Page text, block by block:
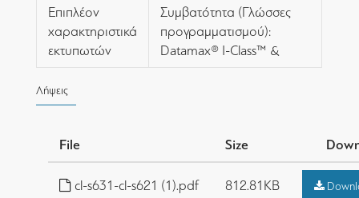
Επιπλέον
χαρακτηριστικά
εκτυπωτών
Συμβατότητα (Γλώσσες
προγραμματισμού):
Datamax® I-Class™ &
Λήψεις
File Size
cl-s631-cl-s621 (1).pdf 812.81KB